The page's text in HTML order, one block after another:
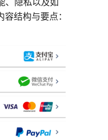
、隐私以及如
结构与要点：